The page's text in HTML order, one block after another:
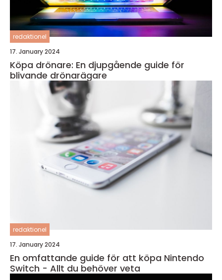
redaktionel
17. January 2024
Köpa drönare: En djupgående guide för
blivande drönarägare
redaktionel
17. January 2024
En omfattande guide för att köpa Nintendo
Switch - Allt du behöver veta